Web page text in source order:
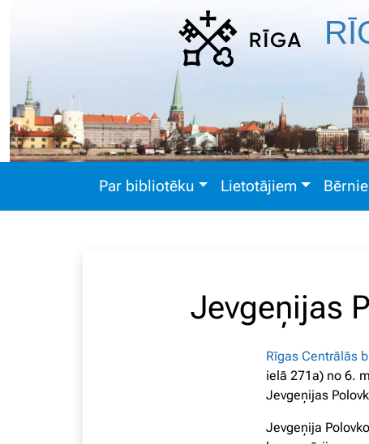
Par bibliotēku Lietotājiem
Jevgeņijas
Rīgas Centrālās
ielā 271a) no 6.
Jevgeņijas
Jevgeņija